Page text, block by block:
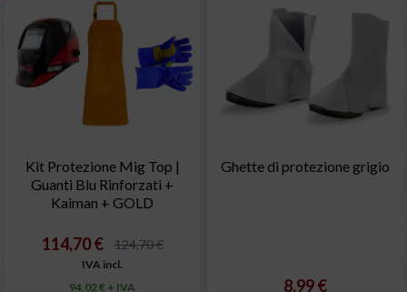
Kit Protezione Mig Top |
Guanti Blu Rinforzati +
Kaiman + GOLD
114,70 € 124,70 €
IVA incl.
94,02 € + IVA
Ghette di protezione grigio
8,99 €